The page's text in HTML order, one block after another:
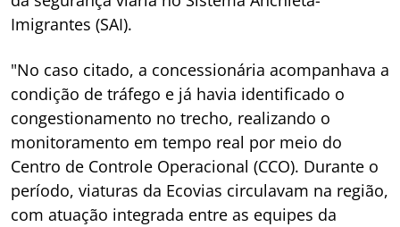
Imigrantes (SAI).
"No caso citado, a concessionária acompanhava a
condição de tráfego e já havia identificado o
congestionamento no trecho, realizando o
monitoramento em tempo real por meio do
Centro de Controle Operacional (CCO). Durante o
período, viaturas da Ecovias circulavam na região,
com atuação integrada entre as equipes da